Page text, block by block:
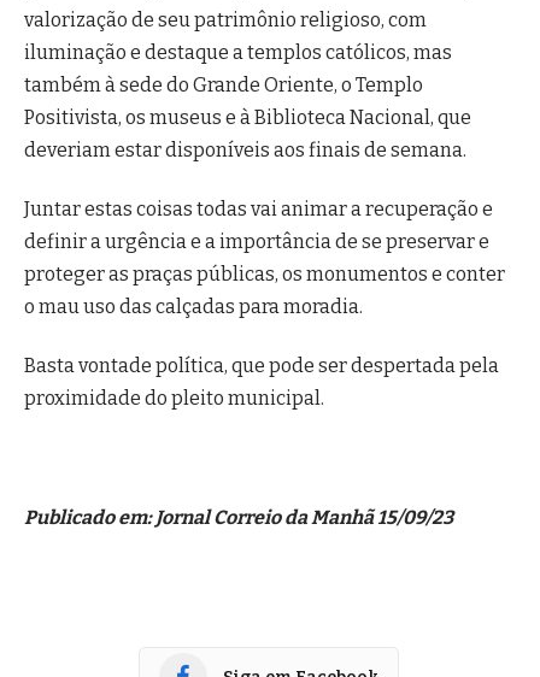
valorização de seu patrimônio religioso, com
iluminação e destaque a templos católicos, mas
também à sede do Grande Oriente, o Templo
Positivista, os museus e à Biblioteca Nacional, que
deveriam estar disponíveis aos finais de semana.
Juntar estas coisas todas vai animar a recuperação e
definir a urgência e a importância de se preservar e
proteger as praças públicas, os monumentos e conter
o mau uso das calçadas para moradia.
Basta vontade política, que pode ser despertada pela
proximidade do pleito municipal.
Publicado em: Jornal Correio da Manhã 15/09/23